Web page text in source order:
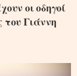
οι οδηγοί
Γιάννη